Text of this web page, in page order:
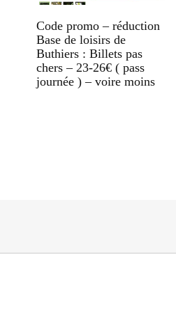
Code promo – réduction
Base de loisirs de
Buthiers : Billets pas
chers – 23-26€ ( pass
journée ) – voire moins